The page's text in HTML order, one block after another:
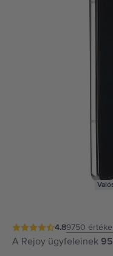
4.89750
A Rejoy ügyfeleinek